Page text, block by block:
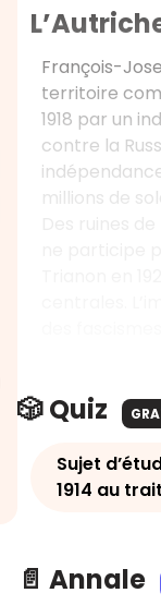
François-
territoire
1918 par un
contre la
millions de
🎲 Quiz
Sujet
1914 au
📄 Annale